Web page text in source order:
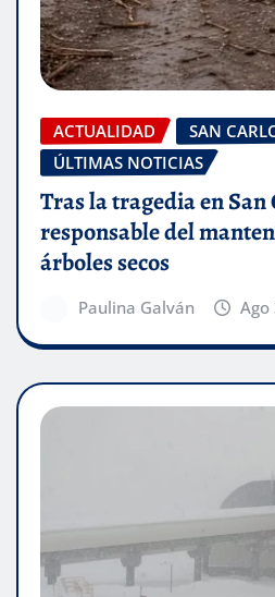
ACTUALIDAD
SAN
ÚLTIMAS NOTICIAS
Tras la tragedia en San
responsable del
árboles secos
Paulina Galván Ago